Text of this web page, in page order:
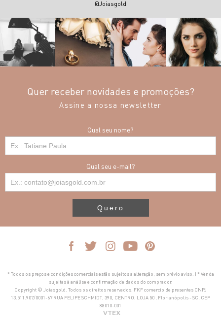
@Joiasgold
Quer receber novidades e promoções?
Assine a nossa newsletter
Qual seu nome?
Qual seu e-mail?
Quero
* Todos os preços e condições comerciais estão sujeitos a alteração, sem prévio aviso. | * Venda
sujeitas à análise e confirmação de dados do comprador.
Copyright © Joiasgold. Todos os direitos reservados. FKF comercio de presentes CNPJ
13.511.907/0001-67 RUA FELIPE SCHMIDT, 390, CENTRO, LOJA 50 , Florianópolis - SC, CEP
88010-001
VTEX